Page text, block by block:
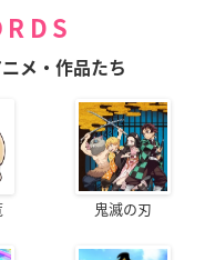
メ・作品たち
鬼滅の刃